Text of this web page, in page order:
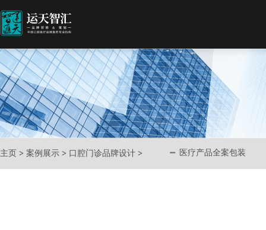
主页 > 案例展示 > 口腔门诊品牌设计 > 医疗产品全案包装